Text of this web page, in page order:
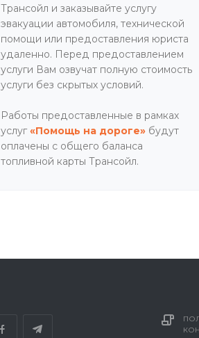
Трансойл и заказывайте услугу
эвакуации автомобиля, технической
помощи или предоставления юриста
удаленно. Перед предоставлением
услуги Вам озвучат полную стоимость
услуги без скрытых условий.
Работы предоставленные в рамках
услуг«Помощь на дороге» будут
оплачены с общего баланса
топливной карты Трансойл.